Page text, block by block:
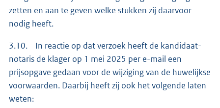
zetten en aan te geven welke stukken zij daarvoor
nodig heeft.
3.10. In reactie op dat verzoek heeft de kandidaat-
notaris de klager op 1 mei 2025 per e-mail een
prijsopgave gedaan voor de wijziging van de huwelijkse
voorwaarden. Daarbij heeft zij ook het volgende laten
weten: